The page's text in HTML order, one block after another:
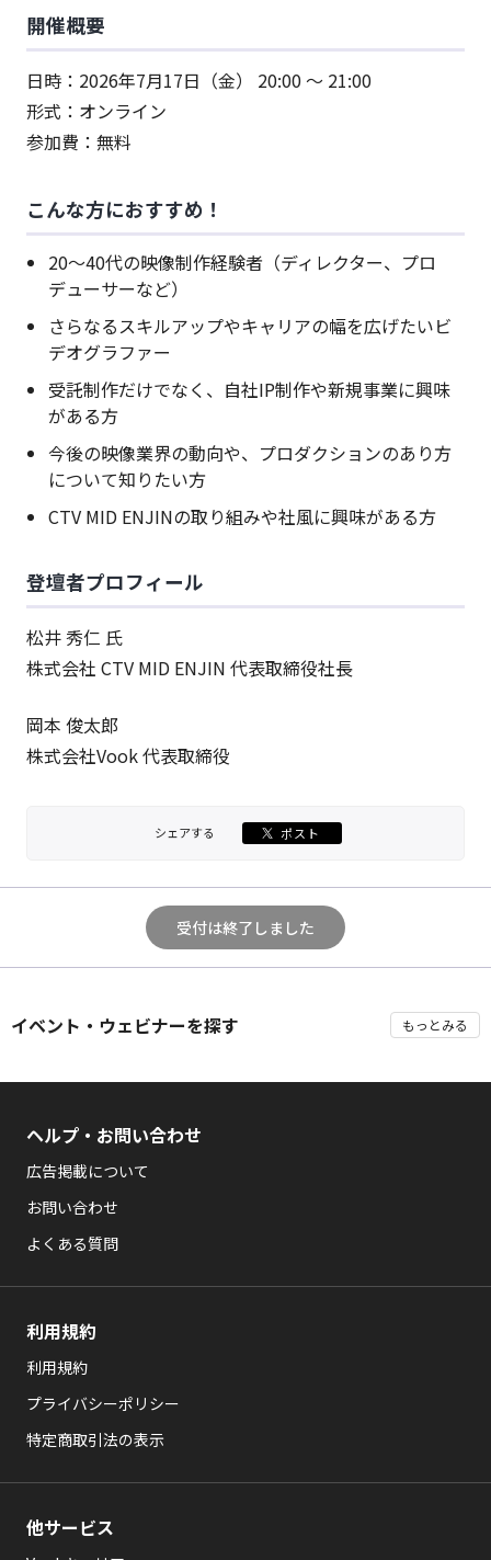
開催概要
日時：2026年7月17日（金） 20:00 〜 21:00
形式：オンライン
参加費：無料
こんな方におすすめ！
20〜40代の映像制作経験者（ディレクター、プロ
デューサーなど）
さらなるスキルアップやキャリアの幅を広げたいビ
デオグラファー
受託制作だけでなく、自社IP制作や新規事業に興味
がある方
今後の映像業界の動向や、プロダクションのあり方
について知りたい方
CTV MID ENJINの取り組みや社風に興味がある方
登壇者プロフィール
松井 秀仁 氏
株式会社 CTV MID ENJIN 代表取締役社長
岡本 俊太郎
株式会社Vook 代表取締役
シェアする ポスト
受付は終了しました
イベント・ウェビナーを探す もっとみる
ヘルプ・お問い合わせ
広告掲載について
お問い合わせ
よくある質問
利用規約
利用規約
プライバシーポリシー
特定商取引法の表示
他サービス